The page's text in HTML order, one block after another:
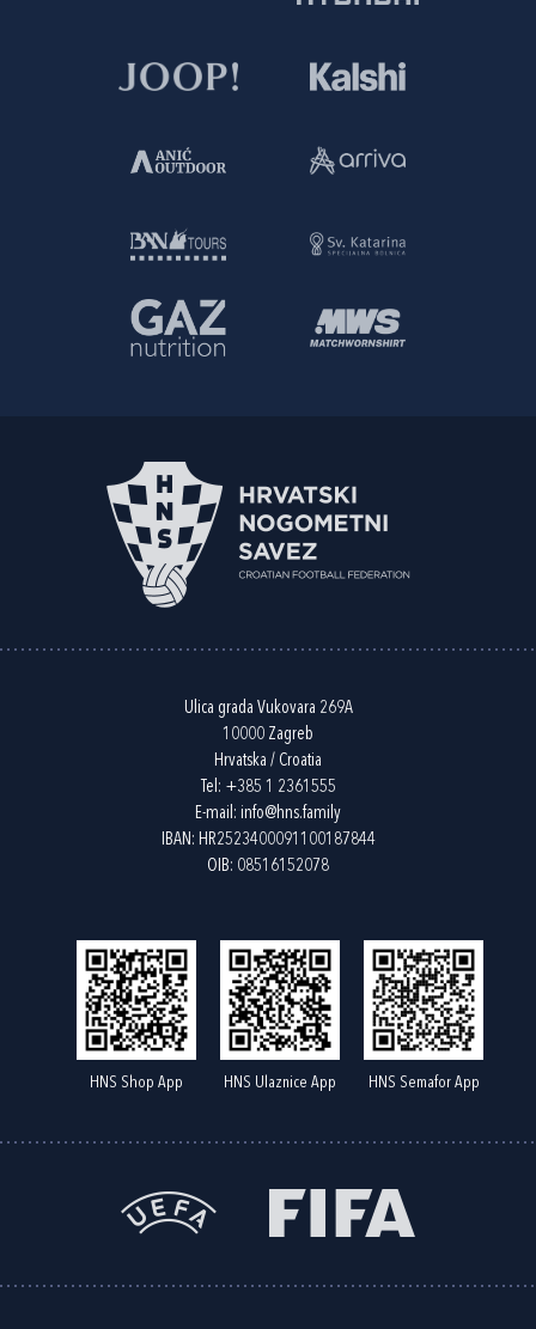
Ulica grada Vukovara 269A
10000 Zagreb
Hrvatska / Croatia
Tel: +385 1 2361555
E-mail: info@hns.family
IBAN: HR2523400091100187844
OIB: 08516152078
HNS Shop App HNS Ulaznice App HNS Semafor App